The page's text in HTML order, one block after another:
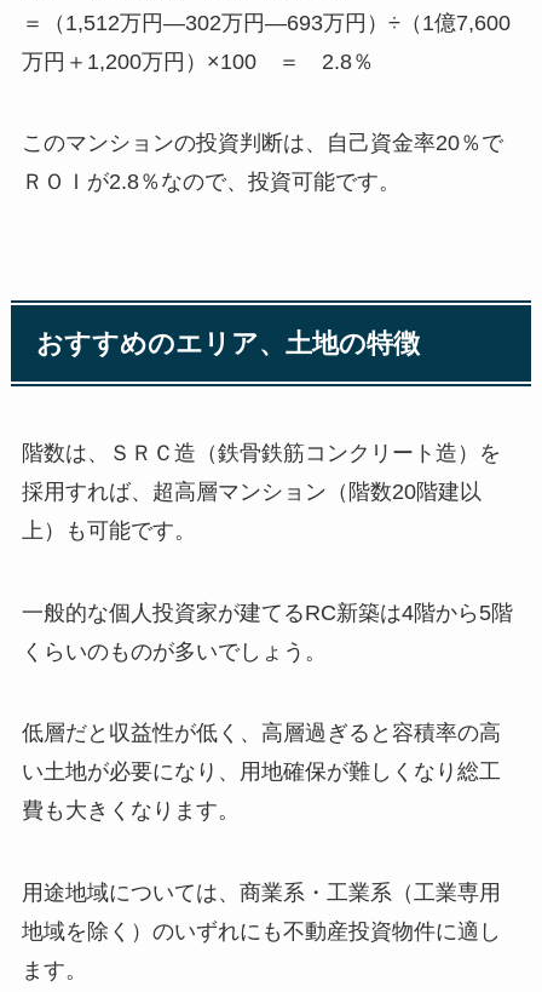
＝（1,512万円―302万円―693万円）÷（1億7,600
万円＋1,200万円）×100 ＝ 2.8％
このマンションの投資判断は、自己資金率20％で
ＲＯＩが2.8％なので、投資可能です。
おすすめのエリア、土地の特徴
階数は、ＳＲＣ造（鉄骨鉄筋コンクリート造）を
採用すれば、超高層マンション（階数20階建以
上）も可能です。
一般的な個人投資家が建てるRC新築は4階から5階
くらいのものが多いでしょう。
低層だと収益性が低く、高層過ぎると容積率の高
い土地が必要になり、用地確保が難しくなり総工
費も大きくなります。
用途地域については、商業系・工業系（工業専用
地域を除く）のいずれにも不動産投資物件に適し
ます。